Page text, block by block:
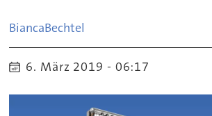
BiancaBechtel
6. März 2019 - 06:17